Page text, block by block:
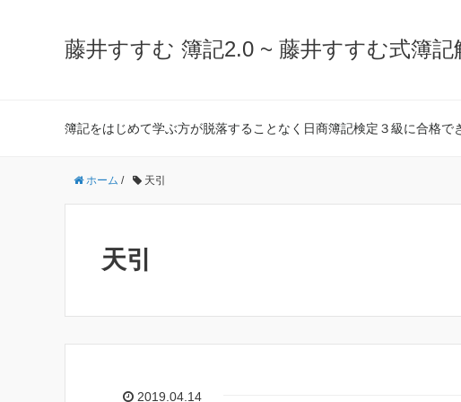
藤井すすむ 簿記2.0 ~ 藤井すすむ式簿記
簿記をはじめて学ぶ方が脱落することなく日商簿記検定３級に合格
ホーム / 天引
天引
2019.04.14